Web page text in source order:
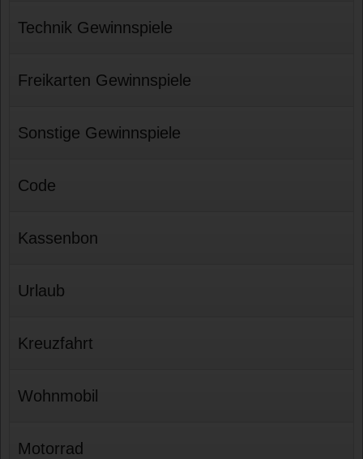
Technik Gewinnspiele
Freikarten Gewinnspiele
Sonstige Gewinnspiele
Code
Kassenbon
Urlaub
Kreuzfahrt
Wohnmobil
Motorrad